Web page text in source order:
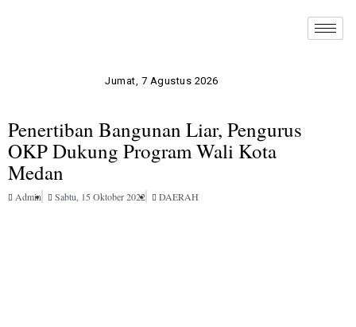
Jumat, 7 Agustus 2026
Penertiban Bangunan Liar, Pengurus
OKP Dukung Program Wali Kota
Medan
Admin Sabtu, 15 Oktober 2022 DAERAH